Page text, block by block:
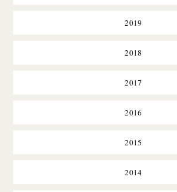
2019
2018
2017
2016
2015
2014